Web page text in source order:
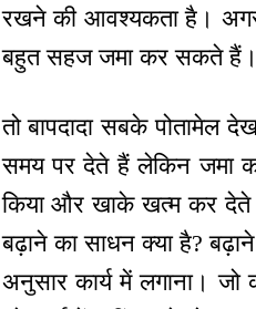
रखने की आवश्यकता है। अगर
बहुत सहज जमा कर सकते हैं।
तो बापदादा सबके पोतामेल
समय पर देते हैं लेकिन जमा
किया और खाके खत्म कर देते
बढ़ाने का साधन क्या है?
अनुसार कार्य में लगाना। जो